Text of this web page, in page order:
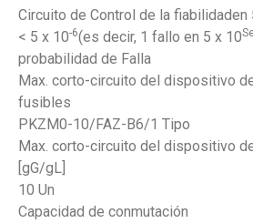
Circuito de Control de la fiabilidaden
< 5 x 10-6(es decir, 1 fallo en 5 x 10
probabilidad de Falla
Max. corto-circuito del dispositivo
fusibles
PKZM0-10/FAZ-B6/1 Tipo
Max. corto-circuito del dispositivo
[gG/gL]
10 Un
Capacidad de conmutación